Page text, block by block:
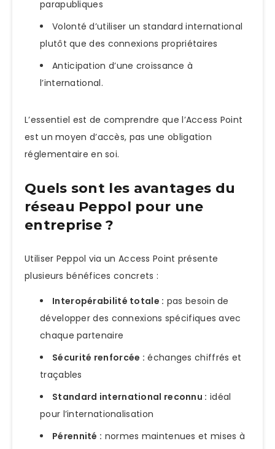
parapubliques
Volonté d’utiliser un standard international
plutôt que des connexions propriétaires
Anticipation d’une croissance à
l’international.
L’essentiel est de comprendre que l’Access Point
est un moyen d’accès, pas une obligation
réglementaire en soi.
Quels sont les avantages du
réseau Peppol pour une
entreprise ?
Utiliser Peppol via un Access Point présente
plusieurs bénéfices concrets :
Interopérabilité totale : pas besoin de
développer des connexions spécifiques avec
chaque partenaire
Sécurité renforcée : échanges chiffrés et
traçables
Standard international reconnu : idéal
pour l’internationalisation
Pérennité : normes maintenues et mises à